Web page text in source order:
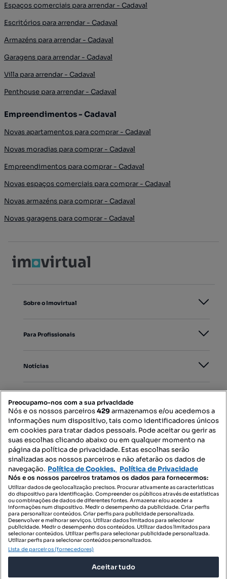
Espaços comerciais para arrendar - Cadaval
Escritórios para arrendar - Cadaval
Armazéns para arrendar - Cadaval
Garagens para arrendar - Cadaval
Villa para arrendar - Cadaval
Penthouse para arrendar - Cadaval
Empreendimentos - Cadaval
Novas apartamentos para comprar - Cadaval
Novas moradias para comprar - Cadaval
Empreendimentos para comprar - Cadaval
Novas espaços comerciais para comprar - Cadaval
Novas armazéns para comprar - Cadaval
Novas garagens para comprar - Cadaval
Sobre o Imovirtual
Para Profissionais
Notícias
Mapa do Site
Contacte-nos
SIGA-NOS:
DESCARREGAR NA:
Preocupamo-nos com a sua privacidade
Nós e os nossos parceiros429armazenamos e/ou acedemos a
informações num dispositivo, tais como identificadores únicos
em cookies para tratar dados pessoais. Pode aceitar ou gerir as
suas escolhas clicando abaixo ou em qualquer momento na
página da política de privacidade. Estas escolhas serão
sinalizadas aos nossos parceiros e não afetarão os dados de
navegação. Política de Cookies, Política de Privacidade
Nós e os nossos parceiros tratamos os dados para fornecermos:
Utilizar dados de geolocalização precisos. Procurar ativamente as características
do dispositivo para identificação. Compreender os públicos através de estatísticas
ou combinações de dados de diferentes fontes. Armazenar e/ou aceder a
informações num dispositivo. Medir o desempenho da publicidade. Criar perfis
para personalizar conteúdos. Criar perfis para publicidade personalizada.
Desenvolver e melhorar serviços. Utilizar dados limitados para selecionar
publicidade. Medir o desempenho dos conteúdos. Utilizar dados limitados para
selecionar conteúdos. Utilizar perfis para selecionar publicidade personalizada.
Utilizar perfis para selecionar conteúdos personalizados.
Lista de parceiros (fornecedores)
Aceitar tudo